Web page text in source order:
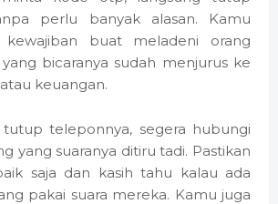
perlu banyak alasan. Kamu
buat meladeni orang
bicaranya sudah menjurus ke
keuangan.
teleponnya, segera hubungi
yang suaranya ditiru tadi. Pastikan
saja dan kasih tahu kalau ada
pakai suara mereka. Kamu juga